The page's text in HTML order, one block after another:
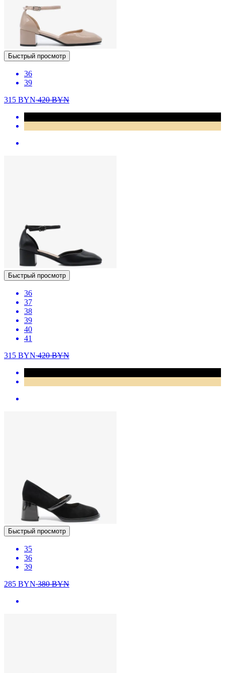
Быстрый просмотр
36
39
315 BYN420BYN
Быстрый просмотр
36
37
38
39
40
41
315 BYN420BYN
Быстрый просмотр
35
36
39
285 BYN380BYN